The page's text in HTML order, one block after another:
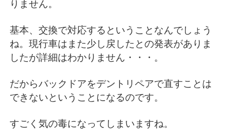
りません。
基本、交換で対応するということなんでしょう
ね。現行車はまた少し戻したとの発表がありま
したが詳細はわかりません・・・。
だからバックドアをデントリペアで直すことは
できないということになるのです。
すごく気の毒になってしまいますね。